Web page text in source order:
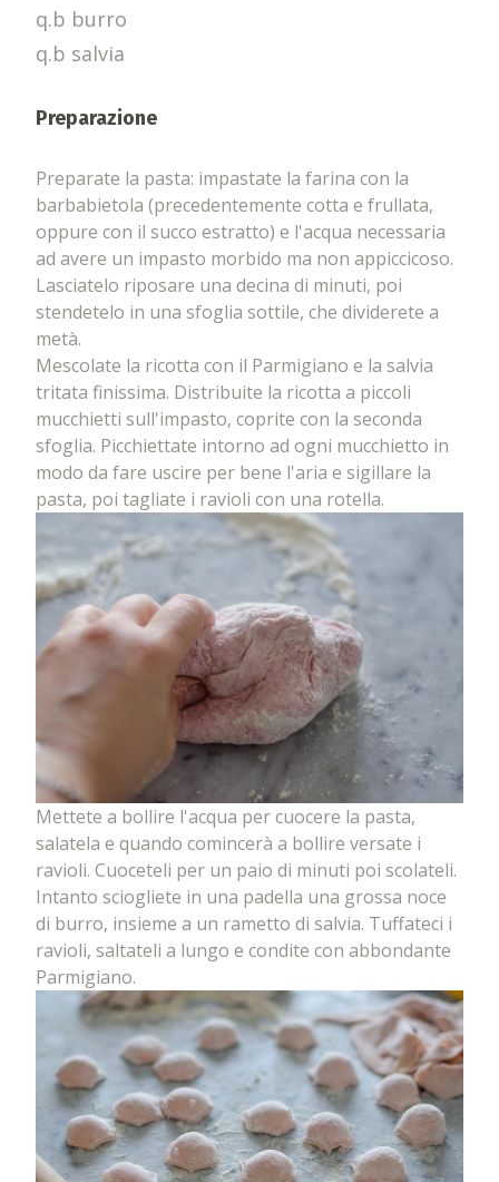
q.b burro
q.b salvia
Preparazione
Preparate la pasta: impastate la farina con la
barbabietola (precedentemente cotta e frullata,
oppure con il succo estratto) e l'acqua necessaria
ad avere un impasto morbido ma non appiccicoso.
Lasciatelo riposare una decina di minuti, poi
stendetelo in una sfoglia sottile, che dividerete a
metà.
Mescolate la ricotta con il Parmigiano e la salvia
tritata finissima. Distribuite la ricotta a piccoli
mucchietti sull'impasto, coprite con la seconda
sfoglia. Picchiettate intorno ad ogni mucchietto in
modo da fare uscire per bene l'aria e sigillare la
pasta, poi tagliate i ravioli con una rotella.
Mettete a bollire l'acqua per cuocere la pasta,
salatela e quando comincerà a bollire versate i
ravioli. Cuoceteli per un paio di minuti poi scolateli.
Intanto sciogliete in una padella una grossa noce
di burro, insieme a un rametto di salvia. Tuffateci i
ravioli, saltateli a lungo e condite con abbondante
Parmigiano.